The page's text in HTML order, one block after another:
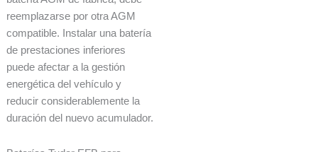
reemplazarse por otra AGM
compatible. Instalar una batería
de prestaciones inferiores
puede afectar a la gestión
energética del vehículo y
reducir considerablemente la
duración del nuevo acumulador.